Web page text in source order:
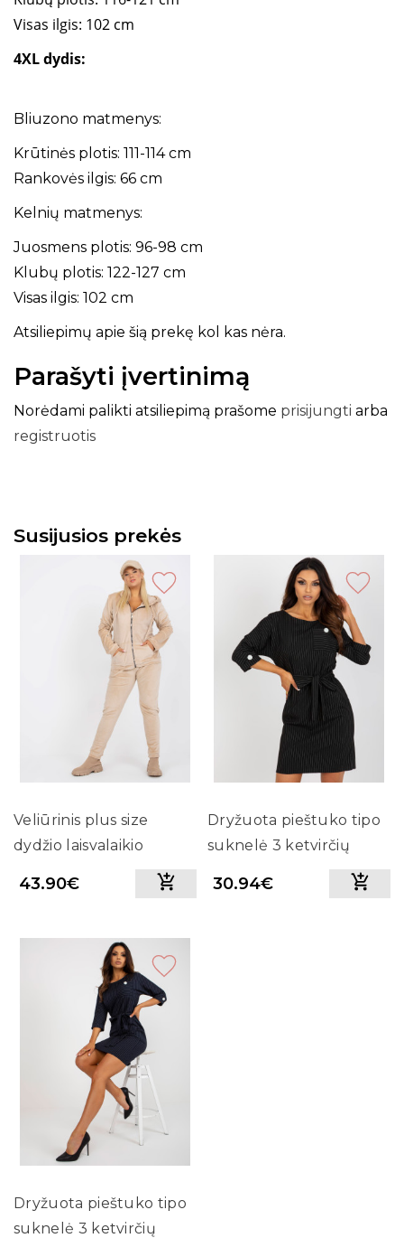
Visas ilgis: 102 cm
4XL dydis:
Bliuzono matmenys:
Krūtinės plotis: 111-114 cm
Rankovės ilgis: 66 cm
Kelnių matmenys:
Juosmens plotis: 96-98 cm
Klubų plotis: 122-127 cm
Visas ilgis: 102 cm
Atsiliepimų apie šią prekę kol kas nėra.
Parašyti įvertinimą
Norėdami palikti atsiliepimą prašome prisijungti arba
registruotis
Susijusios prekės
Veliūrinis plus size
dydžio laisvalaikio
kostiumėlis su gobtuvu
43.90€
Dryžuota pieštuko tipo
suknelė 3 ketvirčių
rankovėmis Lakert
30.94€
Dryžuota pieštuko tipo
suknelė 3 ketvirčių